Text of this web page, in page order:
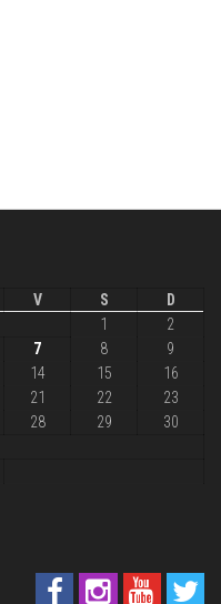
V S D
1
2
7 8
9
14 15
16
21 22
23
28 29
30